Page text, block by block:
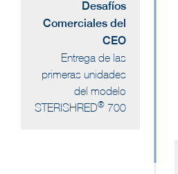
Desafíos
Comerciales del
CEO
Entrega de las
primeras unidades
del modelo
STERISHRED® 700